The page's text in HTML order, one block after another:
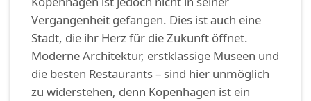
Vergangenheit gefangen. Dies ist auch eine
Stadt, die ihr Herz für die Zukunft öffnet.
Moderne Architektur, erstklassige Museen und
die besten Restaurants – sind hier unmöglich
zu widerstehen, denn Kopenhagen ist ein